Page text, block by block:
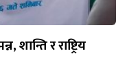
र राष्ट्रिय